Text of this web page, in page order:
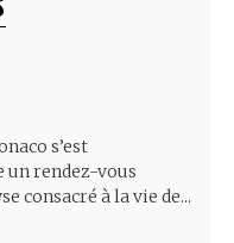
s’est
rendez-vous
consacré à la vie de...